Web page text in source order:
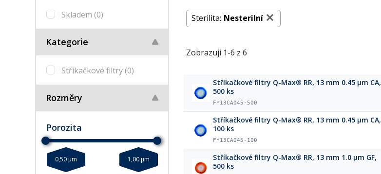
Skladem (0)
Kategorie
Stříkačkové filtry(0)
Rozměry
Porozita
0,50 µm 1,00 µm
Sterilita: Nesterilní
Zobrazuji 1-6 z 6
Stříkačkové filtry Q-Max® RR, 13 mm 0.45 µm CA,
500 ks
F*13CA045-500
Stříkačkové filtry Q-Max® RR, 13 mm 0.45 µm CA,
100 ks
F*13CA045-100
Stříkačkové filtry Q-Max® RR, 13 mm 1.0 µm GF,
500 ks